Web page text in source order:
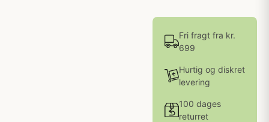
Fri fragt fra kr.
699
Hurtig og diskret
levering
100 dages
returret